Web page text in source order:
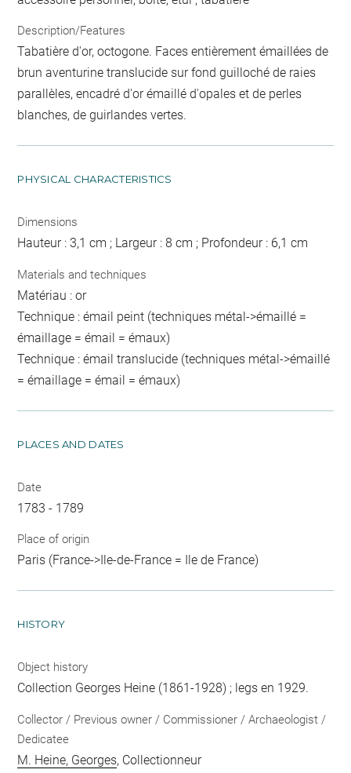
Description/Features
Tabatière d'or, octogone. Faces entièrement émaillées de
brun aventurine translucide sur fond guilloché de raies
parallèles, encadré d'or émaillé d'opales et de perles
blanches, de guirlandes vertes.
PHYSICAL CHARACTERISTICS
Dimensions
Hauteur : 3,1 cm ; Largeur : 8 cm ; Profondeur : 6,1 cm
Materials and techniques
Matériau : or
Technique : émail peint (techniques métal->émaillé =
émaillage = émail = émaux)
Technique : émail translucide (techniques métal->émaillé
= émaillage = émail = émaux)
PLACES AND DATES
Date
1783 - 1789
Place of origin
Paris (France->Ile-de-France = Ile de France)
HISTORY
Object history
Collection Georges Heine (1861-1928) ; legs en 1929.
Collector / Previous owner / Commissioner / Archaeologist /
Dedicatee
M. Heine, Georges, Collectionneur